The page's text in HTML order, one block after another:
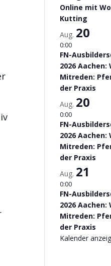
Online mit
Kutting
Aug. 20
0:00
FN-
2026 Aachen:
Mitreden:
der Praxis
Aug. 20
0:00
FN-
2026 Aachen:
Mitreden:
der Praxis
Aug. 21
0:00
FN-
2026 Aachen:
Mitreden:
der Praxis
Kalender